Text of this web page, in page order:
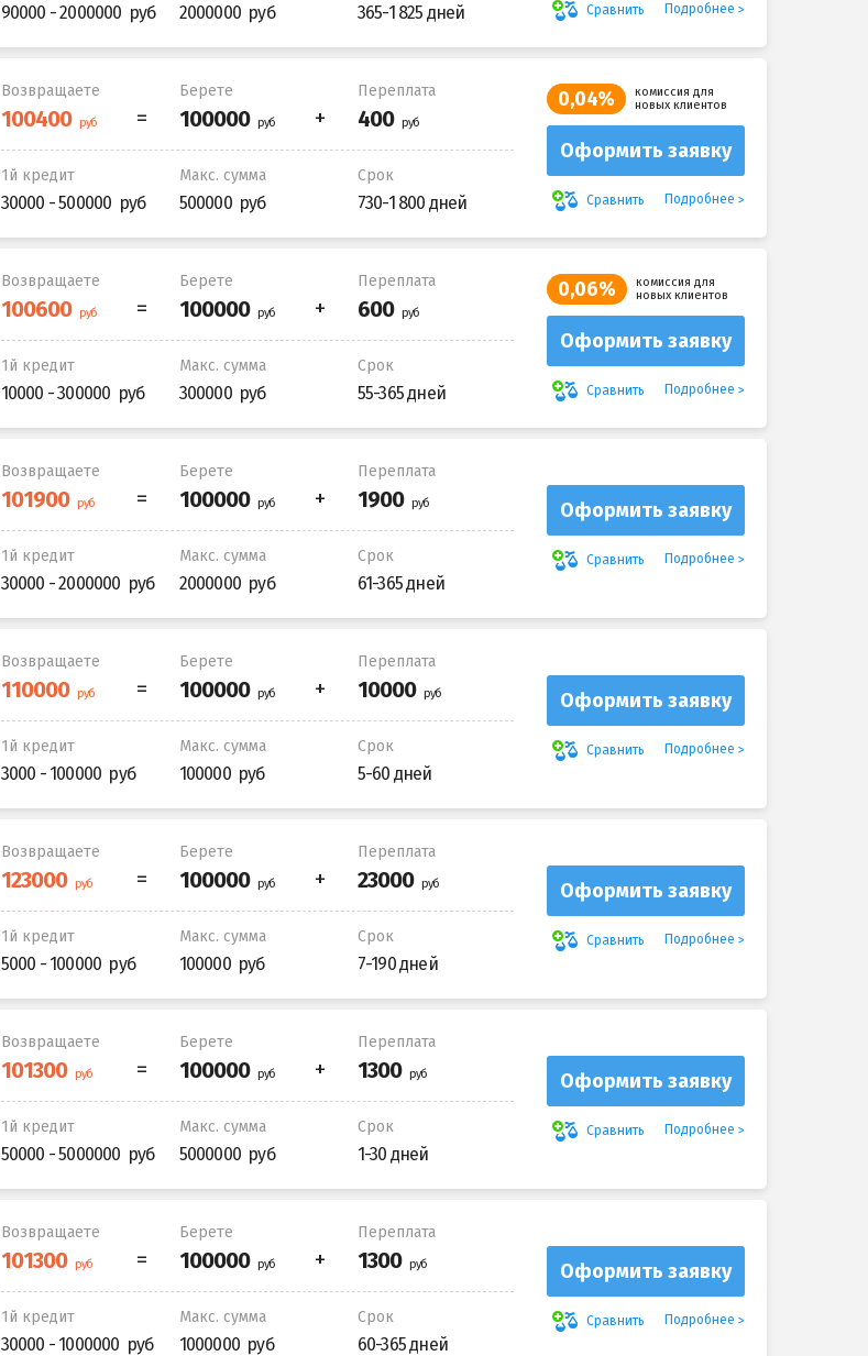
90000 - 2000000 2000000 365-1 825 дней Сравнить Подробнее
Возвращаете Берете Переплата
1й кредит
30000 - 500000
Макс. сумма
500000
Срок
730-1 800 дней
0,04%
комиссия для
новых клиентов
Оформить заявку
Сравнить Подробнее
Возвращаете Берете Переплата
1й кредит
10000 - 300000
Макс. сумма
300000
Срок
55-365 дней
0,06%
комиссия для
новых клиентов
Оформить заявку
Сравнить Подробнее
Возвращаете Берете Переплата
1й кредит
30000 - 2000000
Макс. сумма
2000000
Срок
61-365 дней
Оформить заявку
Сравнить Подробнее
Возвращаете Берете Переплата
1й кредит
3000 - 100000
Макс. сумма
100000
Срок
5-60 дней
Оформить заявку
Сравнить Подробнее
Возвращаете Берете Переплата
1й кредит
5000 - 100000
Макс. сумма
100000
Срок
7-190 дней
Оформить заявку
Сравнить Подробнее
Возвращаете Берете Переплата
1й кредит
50000 - 5000000
Макс. сумма
5000000
Срок
1-30 дней
Оформить заявку
Сравнить Подробнее
Возвращаете Берете Переплата
1й кредит
30000 - 1000000
Макс. сумма
1000000
Срок
60-365 дней
Оформить заявку
Сравнить Подробнее